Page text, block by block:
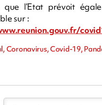
l’Etat prévoit
sur :
Coronavirus, Covid-19,